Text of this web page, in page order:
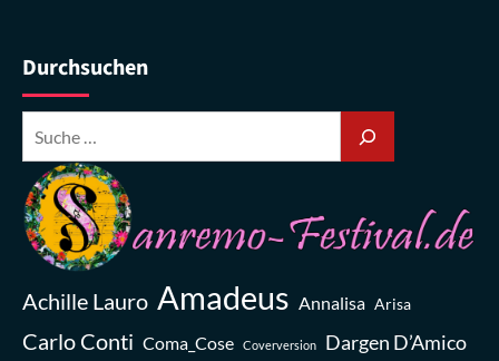
Durchsuchen
Achille Lauro Amadeus Annalisa Arisa
Carlo Conti Coma_Cose Coverversion Dargen D’Amico